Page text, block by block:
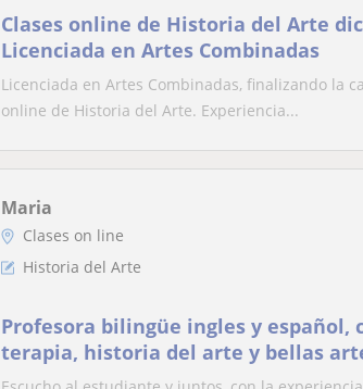
Clases online de Historia del Arte
Licenciada en Artes Combinadas
Licenciada en Artes Combinadas, finalizando la
online de Historia del Arte. Experiencia...
Maria
Clases on line
Historia del Arte
Profesora bilingüe ingles y español,
terapia, historia del arte y bellas
años de experiencia